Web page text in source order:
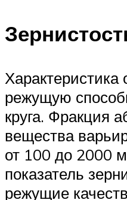
Характеристика
режущую
круга. Фракция
вещества
от 100 до 2000
показатель
режущие